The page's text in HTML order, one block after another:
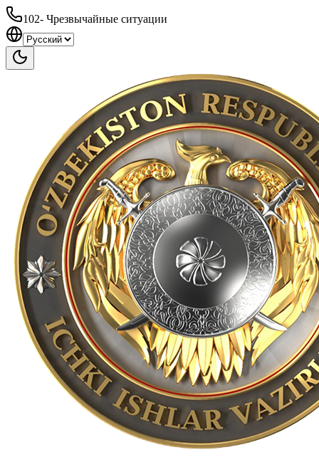
102- Чрезвычайные ситуации